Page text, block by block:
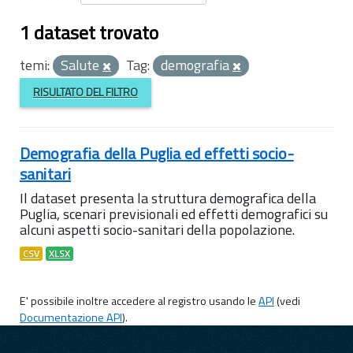
1 dataset trovato
temi: Salute Tag: demografia
RISULTATO DEL FILTRO
Demografia della Puglia ed effetti socio-
sanitari
Il dataset presenta la struttura demografica della
Puglia, scenari previsionali ed effetti demografici su
alcuni aspetti socio-sanitari della popolazione.
CSV XLSX
E' possibile inoltre accedere al registro usando leAPI(vedi
Documentazione API).